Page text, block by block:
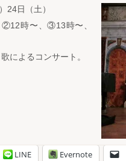
24日（土）
時〜、③13時〜、
によるコンサート。
LINE Evernote